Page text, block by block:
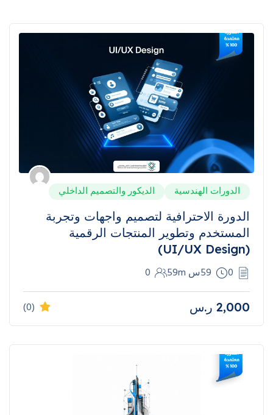
الدورات الهندسية الديكور والتصميم الداخلي
الدورة الاحترافية لتصميم واجهات وتجربة
المستخدم وتطوير المنتجات الرقمية
(UI/UX Design)
0 59س 59m 0
2,000 ر.س (0)